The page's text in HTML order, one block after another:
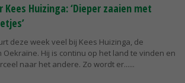
Huizinga: ‘Dieper zaaien met
deze week veel bij Kees Huizinga, de
Hij is continu op het land te vinden en
naar het andere. Zo wordt er...